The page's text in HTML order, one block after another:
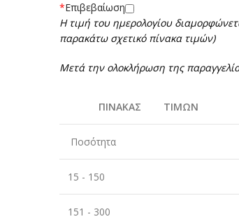
*Επιβεβαίωση
Ητιμή του ημερολογίου
παρακάτω σχετικό πίνακα τιμών)
Μετά την ολοκλήρωση της
ΠΙΝΑΚΑΣ ΤΙΜΩΝ
Ποσότητα
15 - 150
151 - 300